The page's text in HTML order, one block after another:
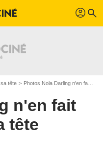
profil search
tête Photos Nola Darling n'en fait qu'à sa tête
n'en fait
tête